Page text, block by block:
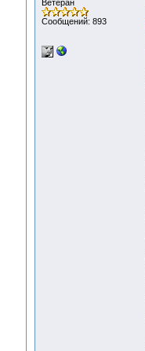
Ветеран
Сообщений: 893